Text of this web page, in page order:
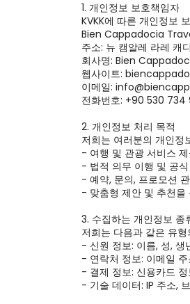
1. 개인정보 보호책임자
KVKK에 따른 개인정보
Bien Cappadocia
주소: 뉴 캠알레 라레 캐
회사명: Bien
웹사이트:
이메일:
전화번호: +90 530
2. 개인정보 처리 목적
저희는 여러분의 개인정
- 여행 및 관광 서비스
- 법적 의무 이행 및 공
- 예약, 문의, 프로모션
- 맞춤형 제안 및 추천을
3. 수집하는 개인정보 종
저희는 다음과 같은 유
- 신원 정보: 이름, 성, 생
- 연락처 정보: 이메일
- 결제 정보: 신용카드
- 기술 데이터: IP 주소,